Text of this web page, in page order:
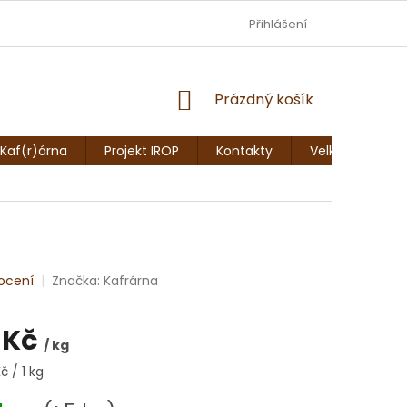
Přihlášení
NÁKUPNÍ
Prázdný košík
Projekt IROP Kontakty
Značka: Kafrárna
/ kg
/ 1 kg